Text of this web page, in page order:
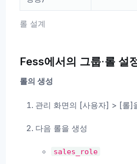
롤 설계
Fess에서의 그룹·롤 설
롤의 생성
관리 화면의 [사용자] > [롤]
다음 롤을 생성
sales_role